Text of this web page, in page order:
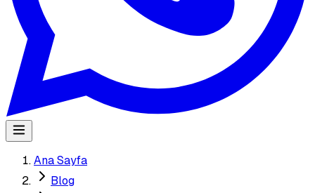
Ana Sayfa
Blog